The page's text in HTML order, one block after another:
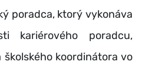
poradca, ktorý vykonáva
kariérového poradcu,
koordinátora vo